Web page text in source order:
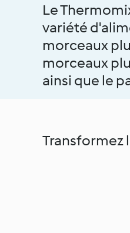
Le
variété
morceaux
morceaux
ainsi que le
Transformez